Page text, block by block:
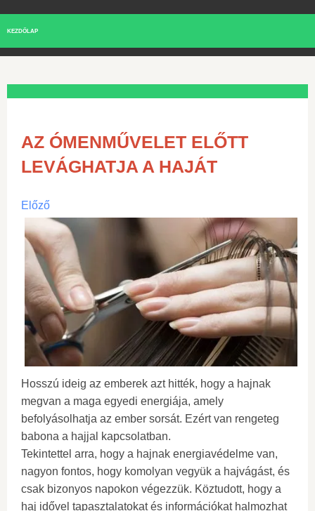
KEZDŐLAP
AZ ÓMENMŰVELET ELŐTT
LEVÁGHATJA A HAJÁT
Előző
Hosszú ideig az emberek azt hitték, hogy a hajnak
megvan a maga egyedi energiája, amely
befolyásolhatja az ember sorsát. Ezért van rengeteg
babona a hajjal kapcsolatban.
Tekintettel arra, hogy a hajnak energiavédelme van,
nagyon fontos, hogy komolyan vegyük a hajvágást, és
csak bizonyos napokon végezzük. Köztudott, hogy a
haj idővel tapasztalatokat és információkat halmozhat